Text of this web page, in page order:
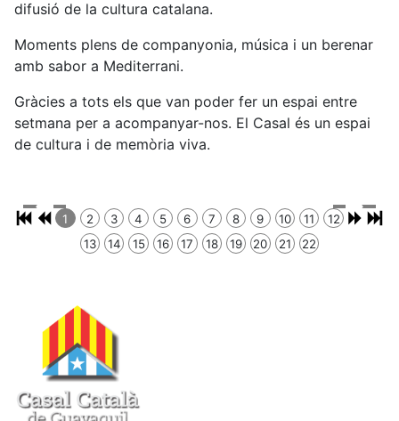
difusió de la cultura catalana.
Moments plens de companyonia, música i un berenar
amb sabor a Mediterrani.
Gràcies a tots els que van poder fer un espai entre
setmana per a acompanyar-nos. El Casal és un espai
de cultura i de memòria viva.
1 2 3 4 5 6 7 8 9 10 11
12
13
14 15 16 17 18 19 20 21 22